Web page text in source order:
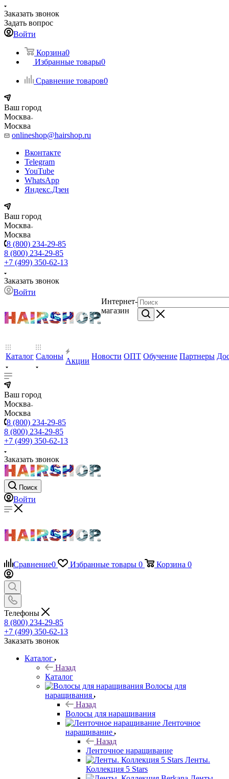
Заказать звонок
Задать вопрос
Войти
Корзина0
Избранные товары0
Сравнение товаров0
Ваш город
Москва
Москва
onlineshop@hairshop.ru
Вконтакте
Telegram
YouTube
WhatsApp
Яндекс.Дзен
Ваш город
Москва
Москва
8 (800) 234-29-85
8 (800) 234-29-85
+7 (499) 350-62-13
Заказать звонок
Войти
Интернет-
магазин
Каталог Салоны
Акции
Новости ОПТ Обучение Партнеры
Ваш город
Москва
Москва
8 (800) 234-29-85
8 (800) 234-29-85
+7 (499) 350-62-13
Заказать звонок
Поиск
Войти
Сравнение0 Избранные товары 0 Корзина 0
Телефоны
8 (800) 234-29-85
+7 (499) 350-62-13
Заказать звонок
Каталог
Назад
Каталог
Волосы для
наращивания
Назад
Волосы для наращивания
Ленточное
наращивание
Назад
Ленточное наращивание
Ленты.
Коллекция 5 Stars